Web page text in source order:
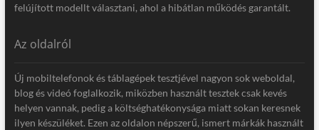
felújított modellt választani, ahol a hibátlan működés garantált.
Az oldalról
Új mobiltelefonok és táblagépek tesztjével nagyon sok weboldal,
blog és videó foglalkozik, miközben használt tesztek csak kevés
helyen vannak, pedig a költséghatékonysága miatt sokan keresnek
ilyen készüléket. Ezen az oldalon népszerű, ismert márkák használt